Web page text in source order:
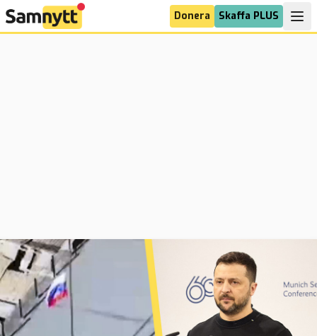
Donera Skaffa PLUS